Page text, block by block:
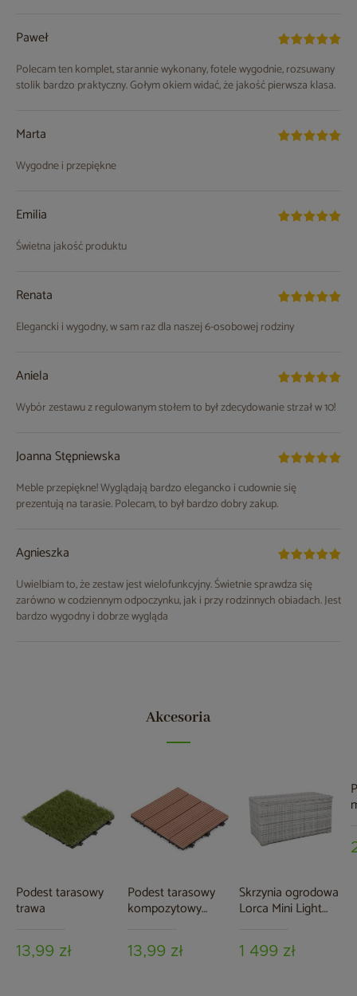
Paweł
Polecam ten komplet, starannie wykonany, fotele wygodnie, rozsuwany
stolik bardzo praktyczny. Gołym okiem widać, że jakość pierwsza klasa.
Marta
Wygodne i przepiękne
Emilia
Świetna jakość produktu
Renata
Elegancki i wygodny, w sam raz dla naszej 6-osobowej rodziny
Aniela
Wybór zestawu z regulowanym stołem to był zdecydowanie strzał w 10!
Joanna Stępniewska
Meble przepiękne! Wyglądają bardzo elegancko i cudownie się
prezentują na tarasie. Polecam, to był bardzo dobry zakup.
Agnieszka
Uwielbiam to, że zestaw jest wielofunkcyjny. Świetnie sprawdza się
zarówno w codziennym odpoczynku, jak i przy rodzinnych obiadach. Jest
bardzo wygodny i dobrze wygląda
Akcesoria
Podest tarasowy
trawa
13,99 zł
Podest tarasowy
kompozytowy
13,99 zł
Skrzynia ogrodowa
Lorca Mini Light
1 499 zł